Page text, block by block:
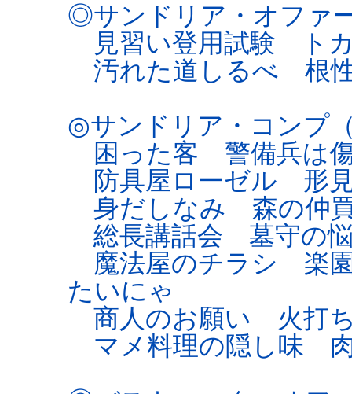
◎サンドリア・オファ
見習い登用試験 ト
汚れた道しるべ 根
◎サンドリア・コンプ
困った客 警備兵は
防具屋ローゼル 形
身だしなみ 森の仲
総長講話会 墓守の
魔法屋のチラシ 楽
たいにゃ
商人のお願い 火打
マメ料理の隠し味